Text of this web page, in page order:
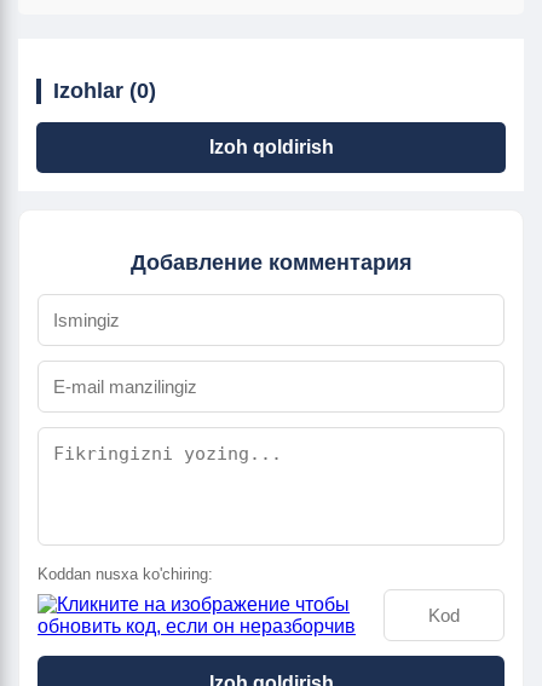
Izohlar (0)
Izoh qoldirish
Добавление комментария
Koddan nusxa ko'chiring: